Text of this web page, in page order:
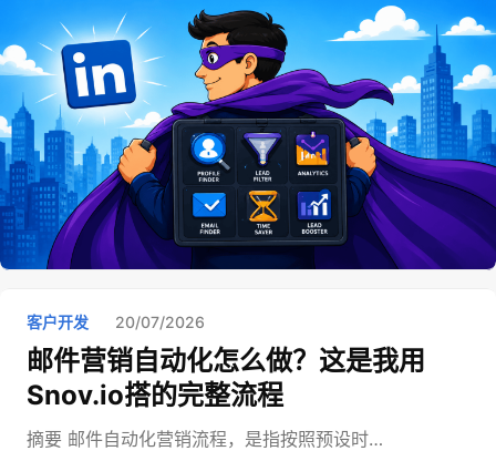
客户开发 20/07/2026
邮件营销自动化怎么做？这是我用
Snov.io搭的完整流程
摘要 邮件自动化营销流程，是指按照预设时…